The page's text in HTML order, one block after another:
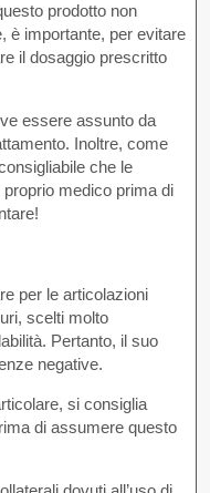
prodotto non
è importante, per evitare
il dosaggio prescritto
essere assunto da
Inoltre, come
che le
medico prima di
per le articolazioni
scelti molto
Pertanto, il suo
negative.
si consiglia
di assumere questo